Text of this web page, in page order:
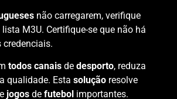
não carregarem, verifique
M3U. Certifique-se que não há
credenciais.
todos canais de desporto, reduza
qualidade. Esta solução resolve
jogos de futebol importantes.